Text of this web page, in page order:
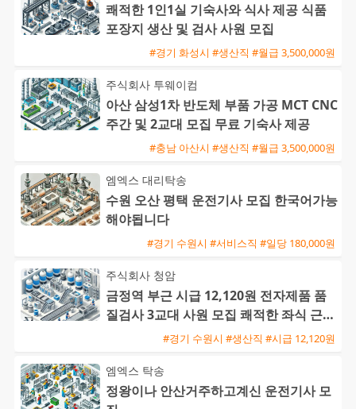
쾌적한 1인1실 기숙사와 식사 제공 식품
포장지 생산 및 검사 사원 모집
#경기 화성시 #생산직 #월급 3,500,000원
주식회사 투웨이컴
아산 삼성1차 반도체 부품 가공 MCT CNC
주간 및 2교대 모집 무료 기숙사 제공
#충남 아산시 #생산직 #월급 3,500,000원
엠엑스 대리탁송
수원 오산 평택 운전기사 모집 한국어가능
해야됩니다
#경기 수원시 #서비스직 #일당 180,000원
주식회사 청암
금정역 부근 시급 12,120원 전자제품 품
질검사 3교대 사원 모집 쾌적한 좌식 근무
와 높은 정착률#경기 수원시 #생산직 #시급 12,120원
엠엑스 탁송
정왕이나 안산거주하고계신 운전기사 모